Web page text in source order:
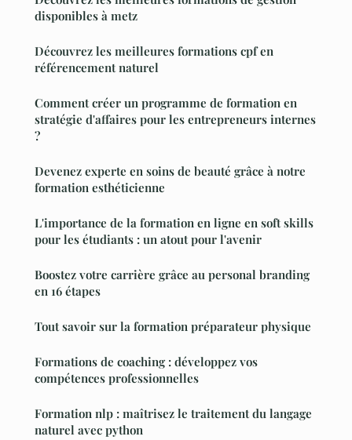
disponibles à metz
Découvrez les meilleures formations cpf en
référencement naturel
Comment créer un programme de formation en
stratégie d'affaires pour les entrepreneurs internes
?
Devenez experte en soins de beauté grâce à notre
formation esthéticienne
L'importance de la formation en ligne en soft skills
pour les étudiants : un atout pour l'avenir
Boostez votre carrière grâce au personal branding
en 16 étapes
Tout savoir sur la formation préparateur physique
Formations de coaching : développez vos
compétences professionnelles
Formation nlp : maîtrisez le traitement du langage
naturel avec python